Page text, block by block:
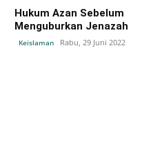
Hukum Azan Sebelum
Menguburkan Jenazah
Keislaman Rabu, 29 Juni 2022